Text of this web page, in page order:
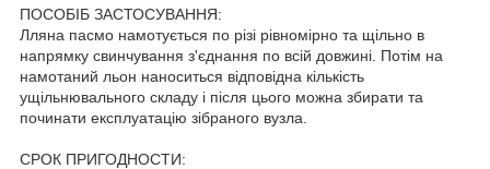
ПОСОБІБ ЗАСТОСУВАННЯ:
Лляна пасмо намотується по різі рівномірно та щільно в
напрямку свинчування з'єднання по всій довжині. Потім на
намотаний льон наноситься відповідна кількість
ущільнювального складу і після цього можна збирати та
починати експлуатацію зібраного вузла.
СРОК ПРИГОДНОСТИ: